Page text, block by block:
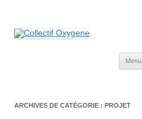
Menu
ARCHIVES DE CATÉGORIE : PROJET